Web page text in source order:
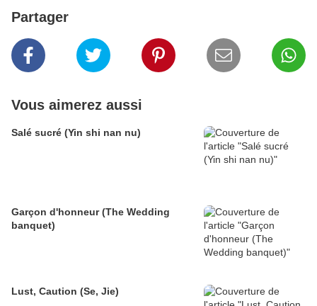
Partager
Vous aimerez aussi
Salé sucré (Yin shi nan nu)
Garçon d'honneur (The Wedding
banquet)
Lust, Caution (Se, Jie)